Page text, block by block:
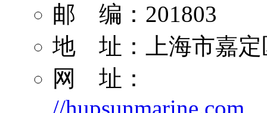
邮 编：201803
地 址：上海市嘉定
网 址：
//hupsunmarine.com